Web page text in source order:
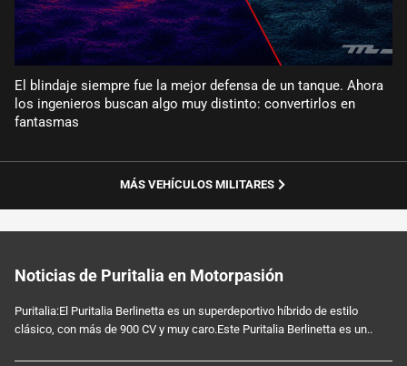
El blindaje siempre fue la mejor defensa de un tanque. Ahora
los ingenieros buscan algo muy distinto: convertirlos en
fantasmas
MÁS VEHÍCULOS MILITARES
Noticias de Puritalia en Motorpasión
Puritalia:El Puritalia Berlinetta es un superdeportivo híbrido de estilo
clásico, con más de 900 CV y muy caro.Este Puritalia Berlinetta es un..